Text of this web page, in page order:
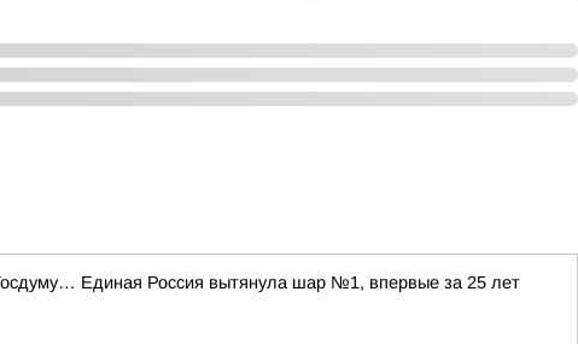
Единая Россия вытянула шар №1, впервые за 25 лет